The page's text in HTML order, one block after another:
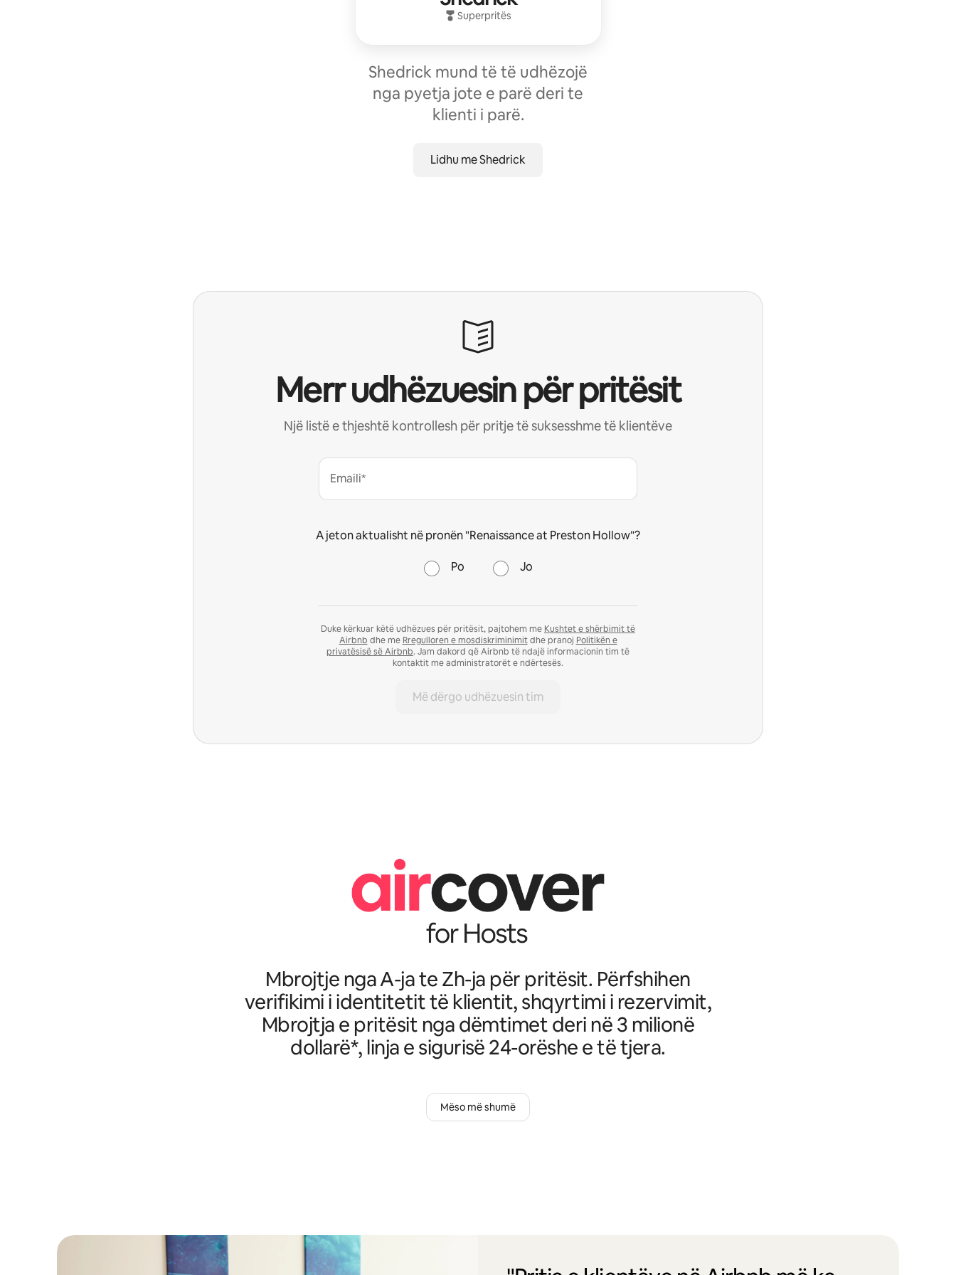
Superpritës
Shedrick mund të të udhëzojë
nga pyetja jote e parë deri te
klienti i parë.
Lidhu me Shedrick
Merr udhëzuesin për pritësit
Një listë e thjeshtë kontrollesh për pritje të suksesshme të klientëve
Emaili*
A jeton aktualisht në pronën "Renaissance at Preston Hollow"?
Po Jo
Duke kërkuar këtë udhëzues për pritësit, pajtohem me Kushtet e shërbimit të
Airbnb dhe me Rregulloren e mosdiskriminimitdhe pranoj Politikën e
privatësisë së Airbnb. Jam dakord që Airbnb të ndajë informacionin tim të
kontaktit me administratorët e ndërtesës.
Më dërgo udhëzuesin tim
Mbrojtje nga A-ja te Zh-ja për pritësit. Përfshihen
verifikimi i identitetit të klientit, shqyrtimi i rezervimit,
Mbrojtja e pritësit nga dëmtimet deri në 3 milionë
dollarë*, linja e sigurisë 24-orëshe e të tjera.
Mëso më shumë